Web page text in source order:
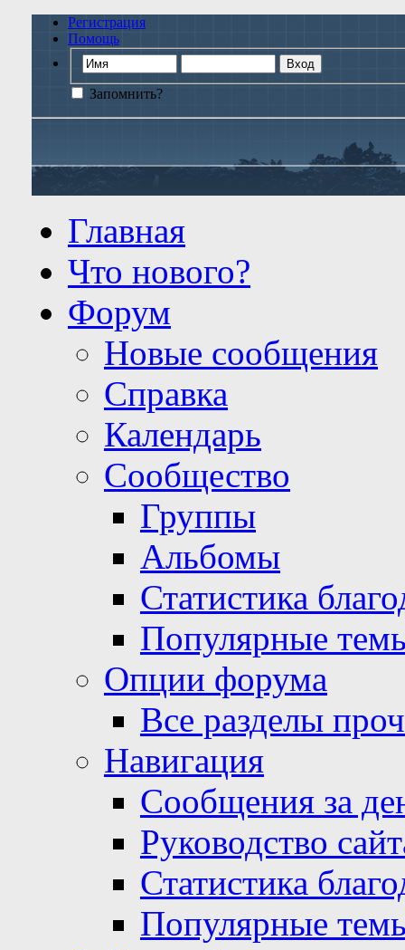
Регистрация
Помощь
Запомнить?
Главная
Что нового?
Форум
Новые сообщения
Справка
Календарь
Сообщество
Группы
Альбомы
Статистика
Популярные
Опции форума
Все разделы
Навигация
Сообщения за
Руководство
Статистика
Популярные